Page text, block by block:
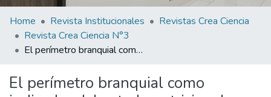
Home Revista Institucionales
Revistas Crea Ciencia
Revista Crea Ciencia N°3
El perímetro branquial como indicador del estado nutricional frente a los indicadores: peso/ edad, talla/ edad, peso/ talla, en pre-escolares de la consulta externa de pediatría del Hospital Nacional Zacamil
El perímetro branquial como